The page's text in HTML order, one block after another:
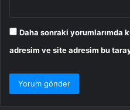
Daha sonraki yorumlarımda
adresim ve site adresim bu